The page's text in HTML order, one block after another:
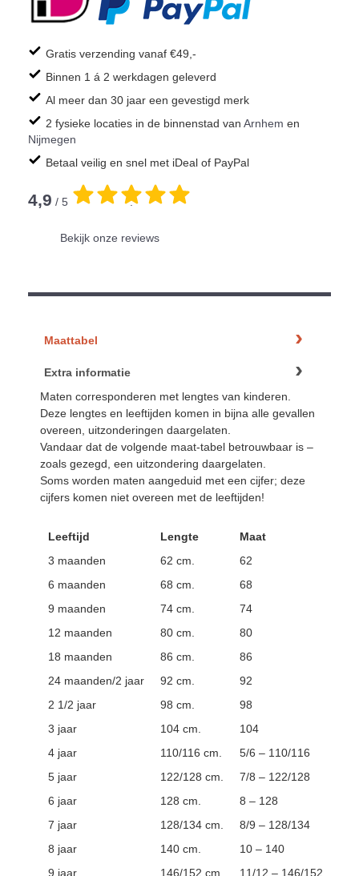
Gratis verzending vanaf €49,-
Binnen 1 á 2 werkdagen geleverd
Al meer dan 30 jaar een gevestigd merk
2 fysieke locaties in de binnenstad van Arnhem en
Nijmegen
Betaal veilig en snel met iDeal of PayPal
4,9 / 5 .
Bekijk onze reviews
Maattabel
Extra informatie
Maten corresponderen met lengtes van kinderen.
Deze lengtes en leeftijden komen in bijna alle gevallen
overeen, uitzonderingen daargelaten.
Vandaar dat de volgende maat-tabel betrouwbaar is –
zoals gezegd, een uitzondering daargelaten.
Soms worden maten aangeduid met een cijfer; deze
cijfers komen niet overeen met de leeftijden!
Leeftijd Lengte
Maat
3 maanden
62 cm.
62
6 maanden
68 cm.
68
9 maanden
74 cm.
74
12 maanden
80 cm.
80
18 maanden
86 cm.
86
24 maanden/2 jaar
92 cm.
92
2 1/2 jaar
98 cm.
98
3 jaar
104 cm.
104
4 jaar
110/116 cm.
5/6 – 110/116
5 jaar
122/128 cm.
7/8 – 122/128
6 jaar
128 cm.
8 – 128
7 jaar
128/134 cm.
8/9 – 128/134
8 jaar
140 cm.
10 – 140
9 jaar
146/152 cm. 11/12 – 146/152